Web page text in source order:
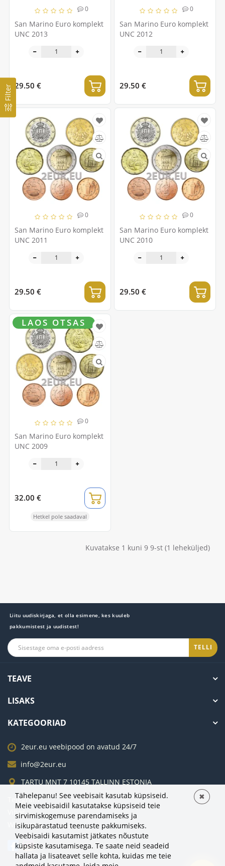
Filter
0
San Marino Euro komplekt
UNC 2013
29.50 €
0
San Marino Euro komplekt
UNC 2012
29.50 €
0
San Marino Euro komplekt
UNC 2011
29.50 €
0
San Marino Euro komplekt
UNC 2010
29.50 €
0
San Marino Euro komplekt
UNC 2009
LAOS OTSAS
32.00 €
Hetkel pole saadaval
Kuvatakse 1 kuni 9 9-st (1 leheküljed)
Liitu uudiskirjaga, et olla esimene, kes kuuleb
pakkumistest ja uudistest!
TELLI
TEAVE
LISAKS
KATEGOORIAD
2eur.eu veebipood on avatud 24/7
info@2eur.eu
TARTU MNT 7 10145 TALLINN ESTONIA
Telegram
Viber
Whatsapp
Tähelepanu! See veebisait kasutab küpsiseid.
Meie veebisaidil kasutatakse küpsiseid teie
sirvimiskogemuse parendamiseks ja
isikupärastatud teenuste pakkumiseks.
Veebisaidi kasutamist jätkates nõustute
küpsiste kasutamisega. Te saate neid seadeid
hallata ja lisateavet selle kohta, kuidas me teie
✖